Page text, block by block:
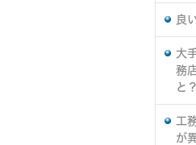
良
大
務
と？
工
が